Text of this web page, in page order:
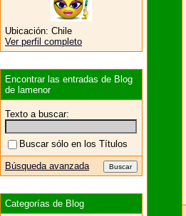
Ubicación: Chile
Ver perfil completo
Encontrar las entradas de Blog
de lamenor
Texto a buscar:
Buscar sólo en los Títulos
Búsqueda avanzada
Categorías de Blog